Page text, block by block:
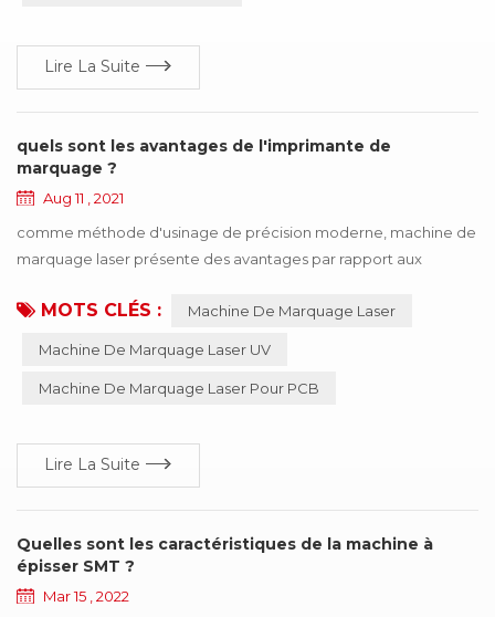
Lire La Suite
quels sont les avantages de l'imprimante de
marquage ?
Aug 11 , 2021
comme méthode d'usinage de précision moderne, machine de
marquage laser présente des avantages par rapport aux
gravure mécanique et l'edm. l'équipement est sans entretien,
la précision, profondeur, les exigences de douceur du domaine,
si largement utilisées dans l'indust...
MOTS CLÉS : Machine De Marquage Laser
Machine De Marquage Laser UV
Machine De Marquage Laser Pour PCB
Lire La Suite
Quelles sont les caractéristiques de la machine à
épisser SMT ?
Mar 15 , 2022